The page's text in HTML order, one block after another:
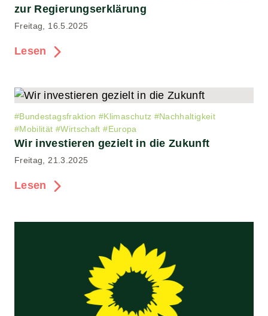
zur Regierungserklärung
Freitag, 16.5.2025
Lesen
#Bundestagsfraktion #Klimaschutz #Nachhaltigkeit
#Mobilität #Wirtschaft #Europa
Wir investieren gezielt in die Zukunft
Freitag, 21.3.2025
Lesen